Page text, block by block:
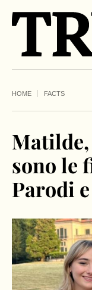
HOME FACTS
sono le
Parodi